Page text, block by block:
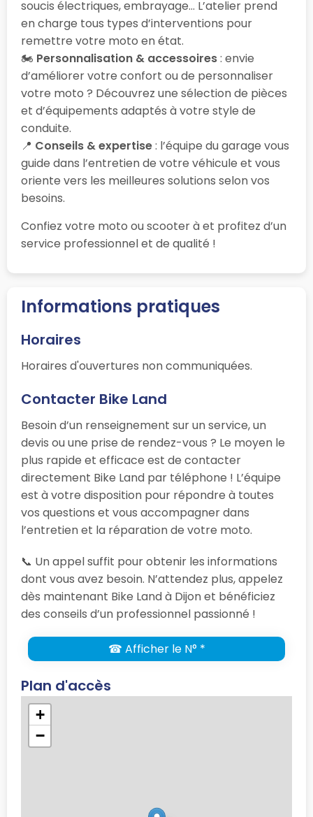
soucis électriques, embrayage… L’atelier prend
en charge tous types d’interventions pour
remettre votre moto en état.
🏍️ Personnalisation & accessoires: envie
d’améliorer votre confort ou de personnaliser
votre moto ? Découvrez une sélection de pièces
et d’équipements adaptés à votre style de
conduite.
📍 Conseils & expertise: l’équipe du garage vous
guide dans l’entretien de votre véhicule et vous
oriente vers les meilleures solutions selon vos
besoins.
Confiez votre moto ou scooter àet profitez d’un
service professionnel et de qualité !
Informations pratiques
Horaires
Horaires d'ouvertures non communiquées.
Contacter Bike Land
Besoin d’un renseignement sur un service, un
devis ou une prise de rendez-vous ? Le moyen le
plus rapide et efficace est de contacter
directement Bike Land par téléphone ! L’équipe
est à votre disposition pour répondre à toutes
vos questions et vous accompagner dans
l’entretien et la réparation de votre moto.
📞 Un appel suffit pour obtenir les informations
dont vous avez besoin. N’attendez plus, appelez
dès maintenant Bike Land à Dijon et bénéficiez
des conseils d’un professionnel passionné !
☎ Afficher le N° *
Plan d'accès
+
−